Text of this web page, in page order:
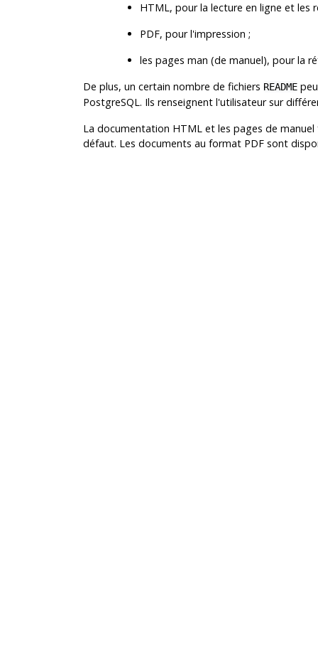
HTML, pour la lecture en ligne et les
PDF, pour l'impression ;
les pages man (de manuel), pour la
De plus, un certain nombre de fichiers README
PostgreSQL. Ils renseignent l'utilisateur sur
La documentation HTMLet les pages de
défaut. Les documents au format PDF sont